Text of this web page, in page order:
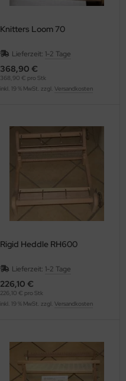
Knitters Loom 70
Lieferzeit: 1-2 Tage
368,90 €
368,90 € pro Stk
inkl. 19 % MwSt. zzgl. Versandkosten
Rigid Heddle RH600
Lieferzeit: 1-2 Tage
226,10 €
226,10 € pro Stk
inkl. 19 % MwSt. zzgl. Versandkosten